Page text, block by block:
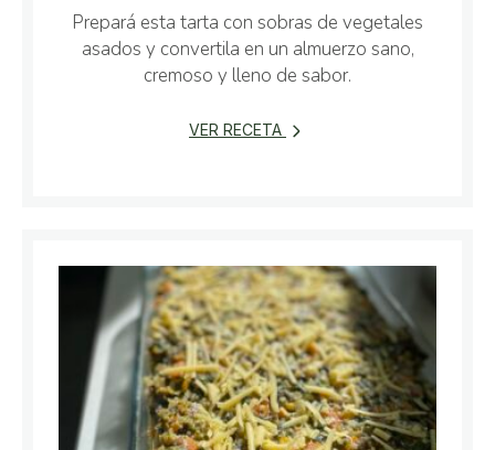
Prepará esta tarta con sobras de vegetales
asados y convertila en un almuerzo sano,
cremoso y lleno de sabor.
VER RECETA